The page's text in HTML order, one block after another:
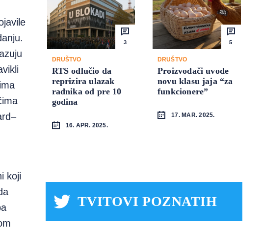
koji
3
DRUŠTVO
RTS odlučio da
reprizira ulazak
radnika od pre 10
godina
16. APR. 2025.
5
DRUŠTVO
Proizvođači uvode
novu klasu jaja “za
funkcionere”
17. MAR. 2025.
TVITOVI POZNATIH